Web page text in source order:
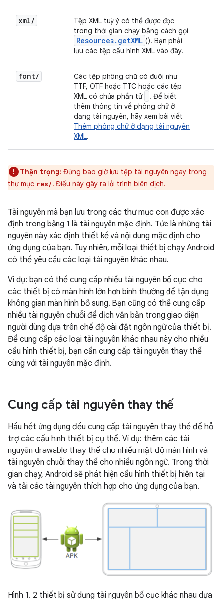
xml/
Tệp XML tuỳ ý có thể được đọc
trong thời gian chạy bằng cách gọi
Resources.getXML (). Bạn phải
lưu các tệp cấu hình XML vào đây.
font/
Các tệp phông chữ có đuôi như
TTF, OTF hoặc TTC hoặc các tệp
XML có chứa phần tử
. Để biết
thêm thông tin về phông chữ ở
dạng tài nguyên, hãy xem bài viết
Thêm phông chữ ở dạng tài nguyên
XML.
Thận trọng: Đừng bao giờ lưu tệp tài nguyên ngay trong
thư mục res/. Điều này gây ra lỗi trình biên dịch.
Tài nguyên mà bạn lưu trong các thư mục con được xác
định trong bảng 1 là tài nguyên mặc định. Tức là những tài
nguyên này xác định thiết kế và nội dung mặc định cho
ứng dụng của bạn. Tuy nhiên, mỗi loại thiết bị chạy Android
có thể yêu cầu các loại tài nguyên khác nhau.
Ví dụ: bạn có thể cung cấp nhiều tài nguyên bố cục cho
các thiết bị có màn hình lớn hơn bình thường để tận dụng
không gian màn hình bổ sung. Bạn cũng có thể cung cấp
nhiều tài nguyên chuỗi để dịch văn bản trong giao diện
người dùng dựa trên chế độ cài đặt ngôn ngữ của thiết bị.
Để cung cấp các loại tài nguyên khác nhau này cho nhiều
cấu hình thiết bị, bạn cần cung cấp tài nguyên thay thế
cùng với tài nguyên mặc định.
Cung cấp tài nguyên thay thế
Hầu hết ứng dụng đều cung cấp tài nguyên thay thế để hỗ
trợ các cấu hình thiết bị cụ thể. Ví dụ: thêm các tài
nguyên drawable thay thế cho nhiều mật độ màn hình và
tài nguyên chuỗi thay thế cho nhiều ngôn ngữ. Trong thời
gian chạy, Android sẽ phát hiện cấu hình thiết bị hiện tại
và tải các tài nguyên thích hợp cho ứng dụng của bạn.
Hình 1. 2 thiết bị sử dụng tài nguyên bố cục khác nhau dựa